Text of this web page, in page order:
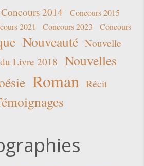
Concours 2014
Concours 2015
2021 Concours 2023
Concours
Nouveauté Nouvelle
Livre 2018 Nouvelles
Roman Récit